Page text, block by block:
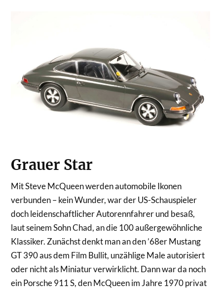
Grauer Star
Mit Steve McQueen werden automobile Ikonen
verbunden – kein Wunder, war der US-Schauspieler
doch leidenschaftlicher Autorennfahrer und besaß,
laut seinem Sohn Chad, an die 100 außergewöhnliche
Klassiker. Zunächst denkt man an den ’68er Mustang
GT 390 aus dem Film Bullit, unzählige Male autorisiert
oder nicht als Miniatur verwirklicht. Dann war da noch
ein Porsche 911 S, den McQueen im Jahre 1970 privat